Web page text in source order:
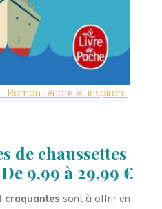
Roman tendre et inspirant
de chaussettes
9,99 à 29,99 €
craquantes sont à offrir en